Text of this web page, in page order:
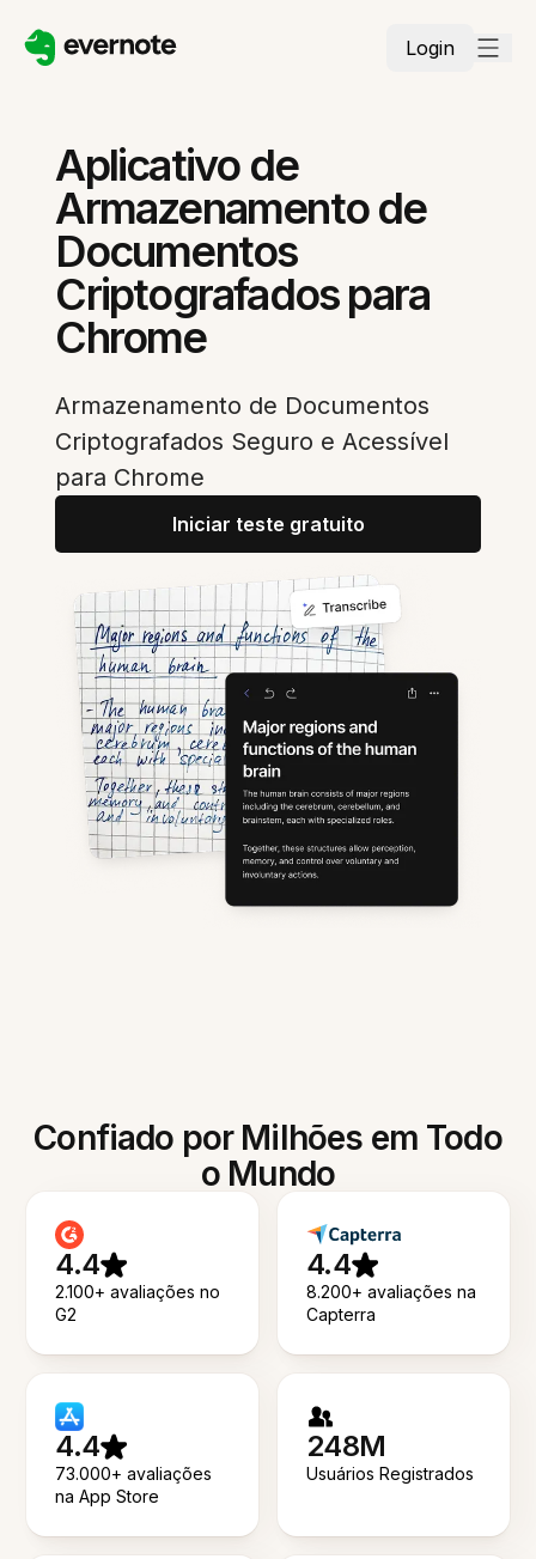
Login
Aplicativo de
Armazenamento de
Documentos
Criptografados para
Chrome
Armazenamento de Documentos
Criptografados Seguro e Acessível
para Chrome
Iniciar teste gratuito
Confiado por Milhões em Todo
o Mundo
4.4
2.100+ avaliações no
G2
4.4
8.200+ avaliações na
Capterra
4.4
73.000+ avaliações
na App Store
248M
Usuários Registrados